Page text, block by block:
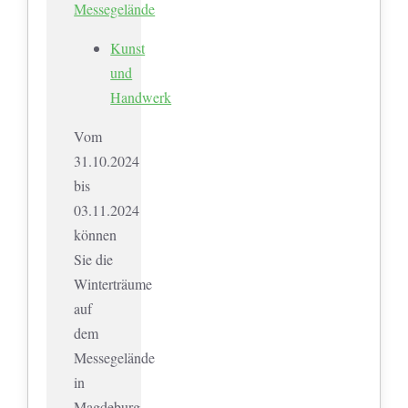
Messegelände
Kunst
und
Handwerk
Vom
31.10.2024
bis
03.11.2024
können
Sie die
Winterträume
auf
dem
Messegelände
in